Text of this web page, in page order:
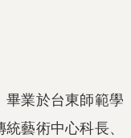
畢業於台東師範學
藝術中心科長、